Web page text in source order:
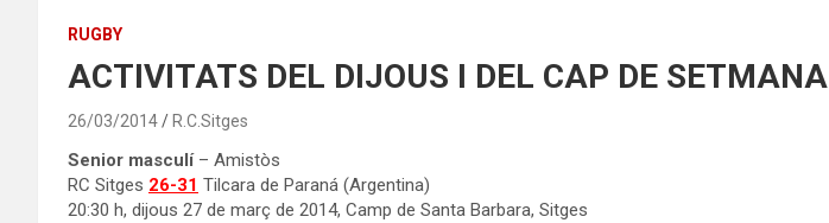
RUGBY
ACTIVITATS DEL DIJOUS I DEL CAP DE SETMANA
26/03/2014 R.C.Sitges
Senior masculí– Amistòs
RC Sitges 26-31 Tilcara de Paraná (Argentina)
20:30 h, dijous 27 de març de 2014, Camp de Santa Barbara, Sitges